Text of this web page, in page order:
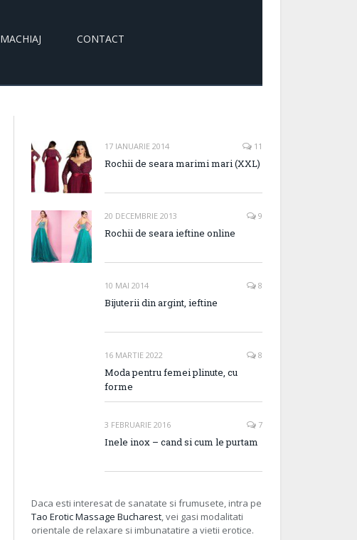
MACHIAJ CONTACT
17 IANUARIE 2014 11
Rochii de seara marimi mari (XXL)
20 DECEMBRIE 2013 9
Rochii de seara ieftine online
10 MAI 2014 8
Bijuterii din argint, ieftine
16 MARTIE 2022 8
Moda pentru femei plinute, cu
forme
3 FEBRUARIE 2016 7
Inele inox – cand si cum le purtam
Daca esti interesat de sanatate si frumusete, intra pe
Tao Erotic Massage Bucharest, vei gasi modalitati
orientale de relaxare si imbunatatire a vietii erotice.